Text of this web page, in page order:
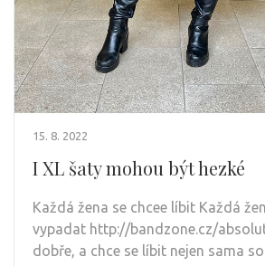
15. 8. 2022
I XL šaty mohou být hezké
Každá žena se chcee líbit Každá
vypadat http://bandzone.cz/
dobře, a chce se líbit nejen sama